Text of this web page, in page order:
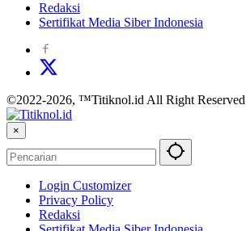
Redaksi
Sertifikat Media Siber Indonesia
©2022-2026, ™Titiknol.id All Right Reserved
×
Login Customizer
Privacy Policy
Redaksi